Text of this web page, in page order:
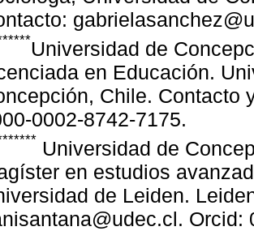
Universidad de
en Educación.
Chile. Contacto
0002-8742-7175.
Universidad de
en estudios
de Leiden.
Orcid: